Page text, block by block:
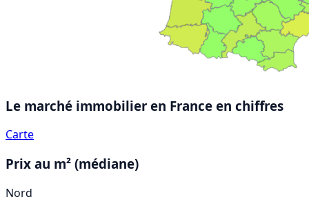
Le marché immobilier en France en chiffres
Carte
Prix au m² (médiane)
Nord